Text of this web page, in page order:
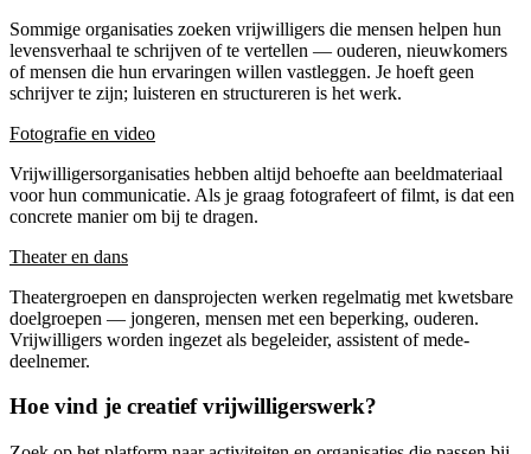
Sommige organisaties zoeken vrijwilligers die mensen helpen hun
levensverhaal te schrijven of te vertellen — ouderen, nieuwkomers
of mensen die hun ervaringen willen vastleggen. Je hoeft geen
schrijver te zijn; luisteren en structureren is het werk.
Fotografie en video
Vrijwilligersorganisaties hebben altijd behoefte aan beeldmateriaal
voor hun communicatie. Als je graag fotografeert of filmt, is dat een
concrete manier om bij te dragen.
Theater en dans
Theatergroepen en dansprojecten werken regelmatig met kwetsbare
doelgroepen — jongeren, mensen met een beperking, ouderen.
Vrijwilligers worden ingezet als begeleider, assistent of mede-
deelnemer.
Hoe vind je creatief vrijwilligerswerk?